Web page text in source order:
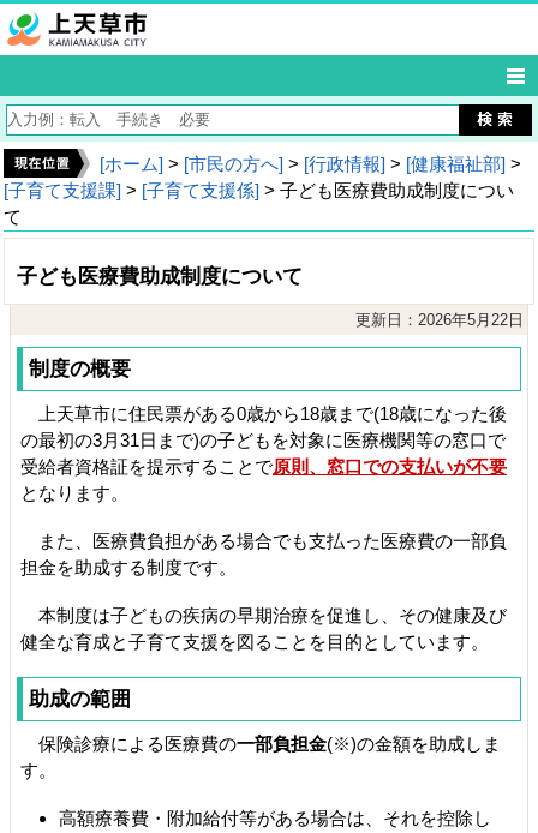
[ホーム] > [市民の方へ] > [行政情報] > [健康福祉部] >
[子育て支援課] > [子育て支援係] > 子ども医療費助成制度につい
て
子ども医療費助成制度について
更新日：2026年5月22日
制度の概要
上天草市に住民票がある0歳から18歳まで(18歳になった後
の最初の3月31日まで)の子どもを対象に医療機関等の窓口で
受給者資格証を提示することで原則、窓口での支払いが不要
となります。
また、医療費負担がある場合でも支払った医療費の一部負
担金を助成する制度です。
本制度は子どもの疾病の早期治療を促進し、その健康及び
健全な育成と子育て支援を図ることを目的としています。
助成の範囲
保険診療による医療費の一部負担金(※)の金額を助成しま
す。
高額療養費・附加給付等がある場合は、それを控除し